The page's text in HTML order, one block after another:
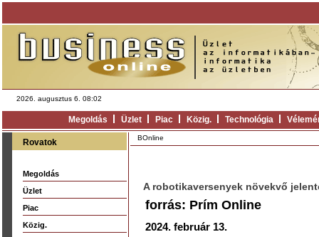
2026. augusztus 6. 08:02
Megoldás Üzlet Piac Közig. Technológia
Rovatok
Megoldás
Üzlet
Piac
Közig.
BOnline
A robotikaversenyek növekvő
forrás: Prím Online
2024. február 13.